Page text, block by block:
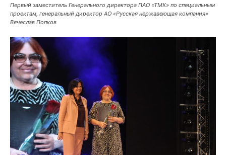
Первый заместитель Генерального директора ПАО «ТМК» по специальным
проектам, генеральный директор АО «Русская нержавеющая компания»
Вячеслав Попков